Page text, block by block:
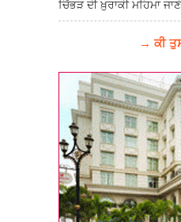
ਚਿੱਭੜ ਦੀ ਖ਼ੁਰਾਕੀ ਮਹਿਮਾ ਜਾਣੋ
→ ਕੀ